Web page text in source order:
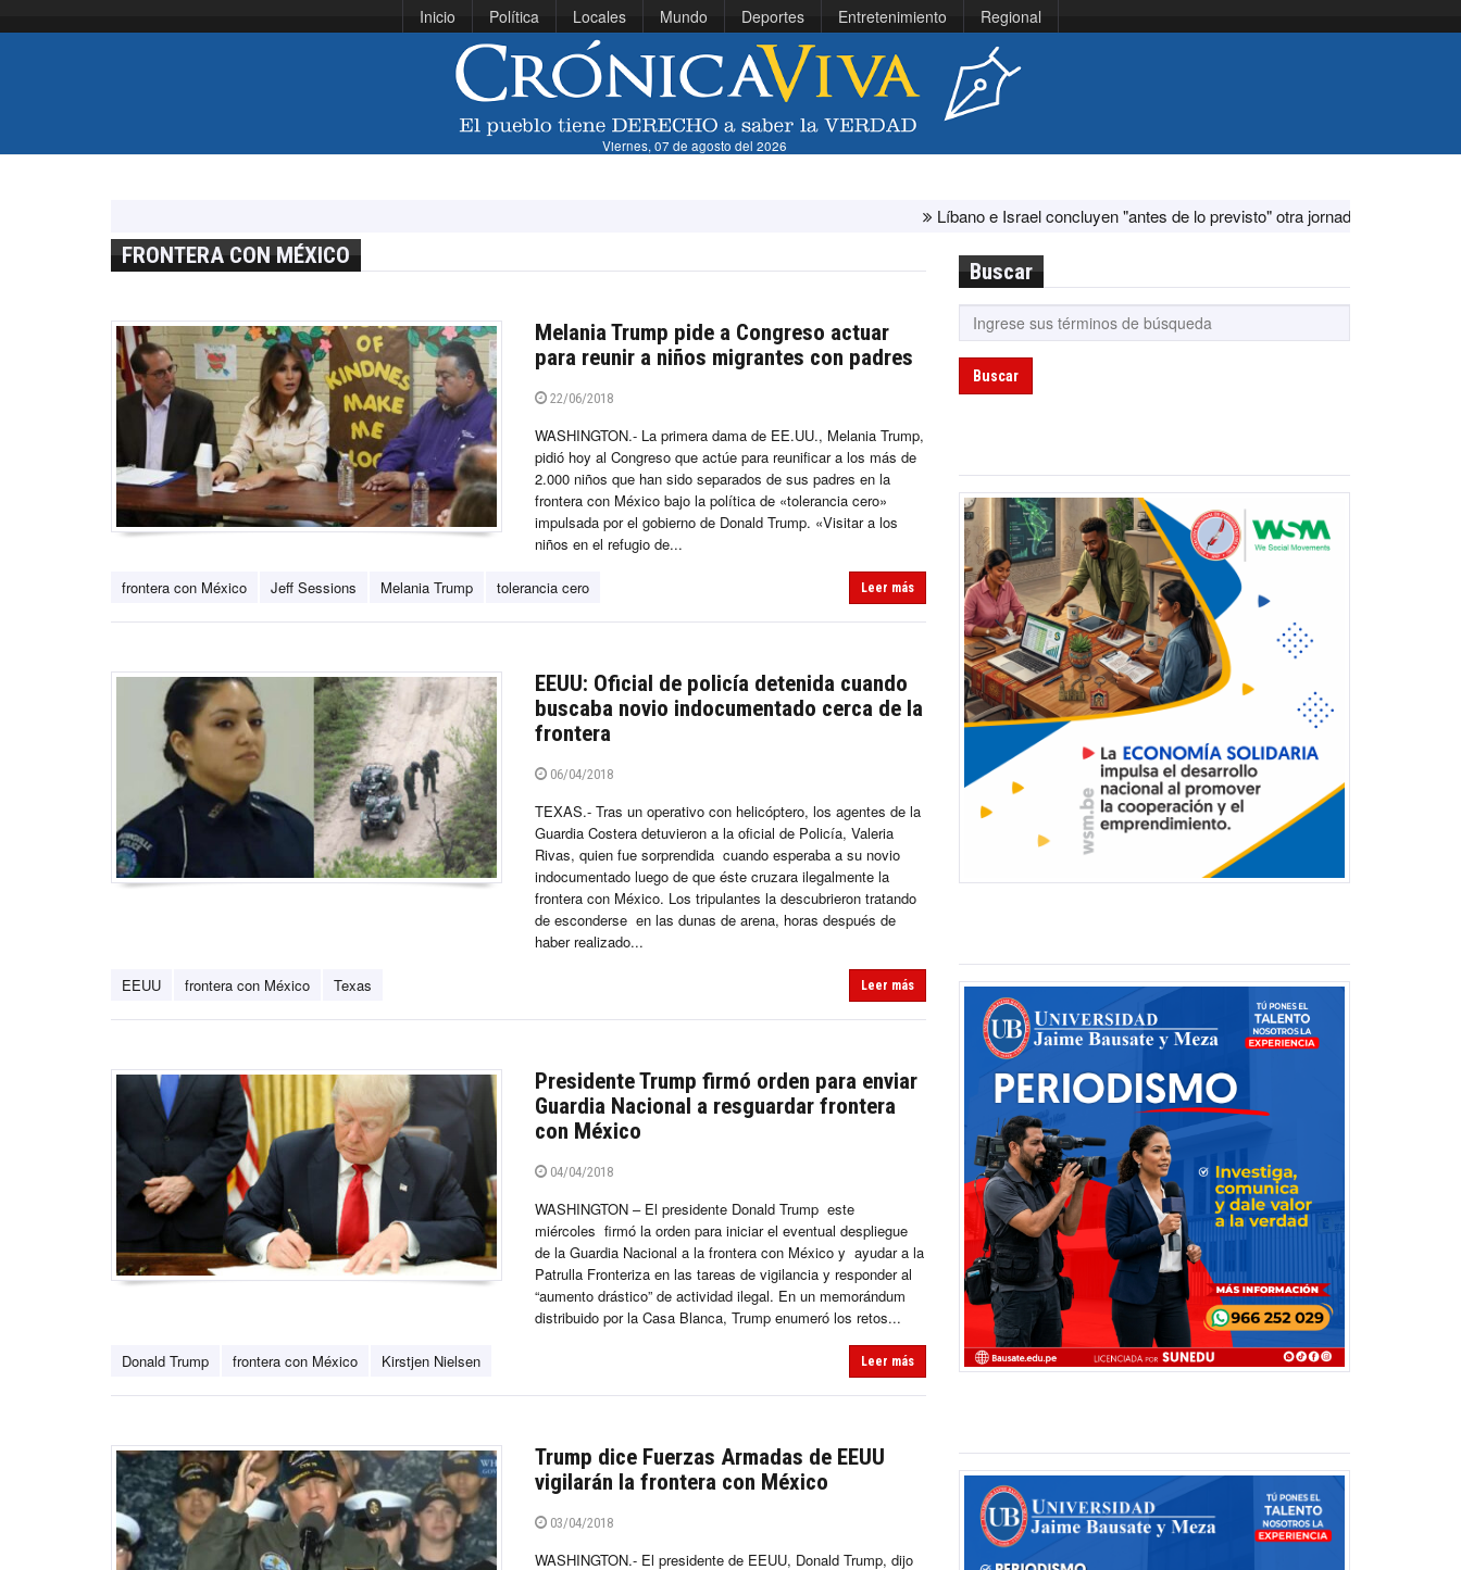
Inicio Política Locales Mundo Deportes Entretenimiento Regional
Viernes, 07 de agosto del 2026
Líbano e Israel concluyen "antes de lo previsto" otra jornada de diálogo por
FRONTERA CON MÉXICO
Melania Trump pide a Congreso actuar
para reunir a niños migrantes con padres
22/06/2018
WASHINGTON.- La primera dama de EE.UU., Melania Trump,
pidió hoy al Congreso que actúe para reunificar a los más de
2.000 niños que han sido separados de sus padres en la
frontera con México bajo la política de «tolerancia cero»
impulsada por el gobierno de Donald Trump. «Visitar a los
niños en el refugio de...
frontera con México Jeff Sessions Melania Trump tolerancia cero Leer más
EEUU: Oficial de policía detenida cuando
buscaba novio indocumentado cerca de la
frontera
06/04/2018
TEXAS.- Tras un operativo con helicóptero, los agentes de la
Guardia Costera detuvieron a la oficial de Policía, Valeria
Rivas, quien fue sorprendida cuando esperaba a su novio
indocumentado luego de que éste cruzara ilegalmente la
frontera con México. Los tripulantes la descubrieron tratando
de esconderse en las dunas de arena, horas después de
haber realizado...
EEUU frontera con México Texas Leer más
Presidente Trump firmó orden para enviar
Guardia Nacional a resguardar frontera
con México
04/04/2018
WASHINGTON – El presidente Donald Trump este
miércoles firmó la orden para iniciar el eventual despliegue
de la Guardia Nacional a la frontera con México y ayudar a la
Patrulla Fronteriza en las tareas de vigilancia y responder al
“aumento drástico” de actividad ilegal. En un memorándum
distribuido por la Casa Blanca, Trump enumeró los retos...
Donald Trump frontera con México Kirstjen Nielsen Leer más
Trump dice Fuerzas Armadas de EEUU
vigilarán la frontera con México
03/04/2018
WASHINGTON.- El presidente de EEUU, Donald Trump, dijo
Buscar
Buscar